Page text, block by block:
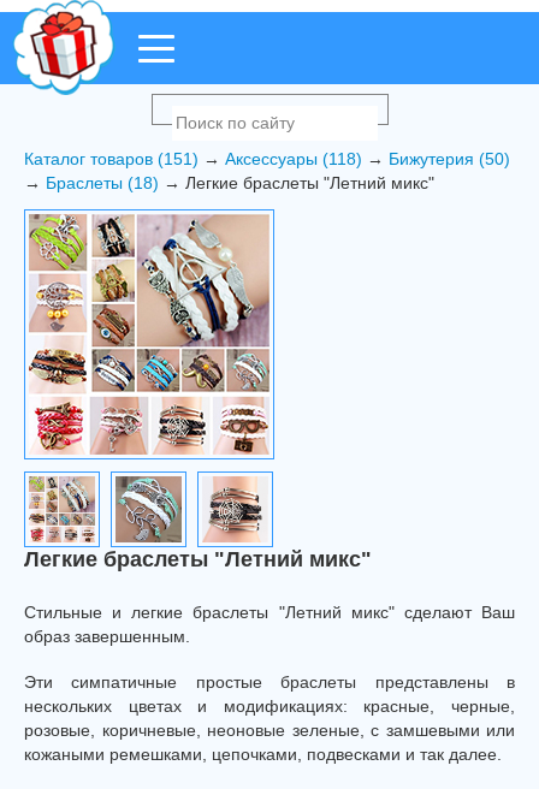
Каталог товаров (151) → Аксессуары (118) → Бижутерия (50)
→ Браслеты (18) → Легкие браслеты "Летний микс"
Легкие браслеты "Летний микс"
Стильные и легкие браслеты "Летний микс" сделают Ваш
образ завершенным.
Эти симпатичные простые браслеты представлены в
нескольких цветах и модификациях: красные, черные,
розовые, коричневые, неоновые зеленые, с замшевыми или
кожаными ремешками, цепочками, подвесками и так далее.